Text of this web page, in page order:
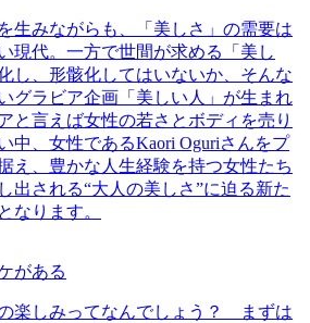
生みながらも、「美しさ」の需要は
現代。一方で世間が求める「美し
し、形骸化してはいないか、そんな
グラビア企画「美しい人」が生まれ
と言えば女性の若さとボディを売り
中、女性であるKaori Oguriさんをプ
え、豊かな人生経験を持つ女性たち
出される“大人の美しさ”に迫る新た
なります。
がある
楽しみってなんでしょう？ まずは